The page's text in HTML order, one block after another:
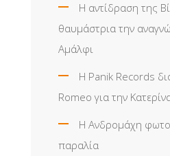
Η αντίδραση της
θαυμάστρια την
Αμάλφι
Η Panik Records
Romeo για την
Η Ανδρομάχη
παραλία